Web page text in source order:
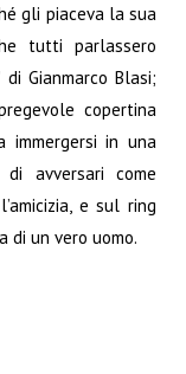
gli piaceva la sua
tutti parlassero
di Gianmarco Blasi;
copertina
immergersi in una
avversari come
e sul ring
di un vero uomo.